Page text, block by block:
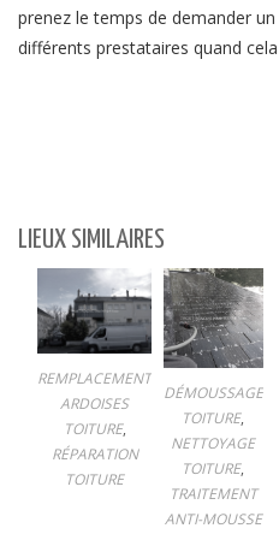
prenez le temps de demander
différents prestataires quand
LIEUX SIMILAIRES
REMPLACEMENT
ARDOISES
TOITURE,
RÉPARATION
TOITURE
DÉMOUSSAGE
TOITURE,
NETTOYAGE
TOITURE,
TRAITEMENT
ANTI-MOUSSE